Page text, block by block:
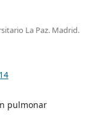
La Paz. Madrid.
pulmonar